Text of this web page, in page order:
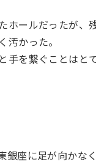
ホールだったが、
汚かった。
手を繋ぐことはと
銀座に足が向かな